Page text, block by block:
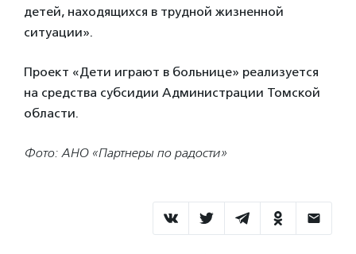
детей, находящихся в трудной жизненной
ситуации».
Проект «Дети играют в больнице» реализуется
на средства субсидии Администрации Томской
области.
Фото: АНО «Партнеры по радости»